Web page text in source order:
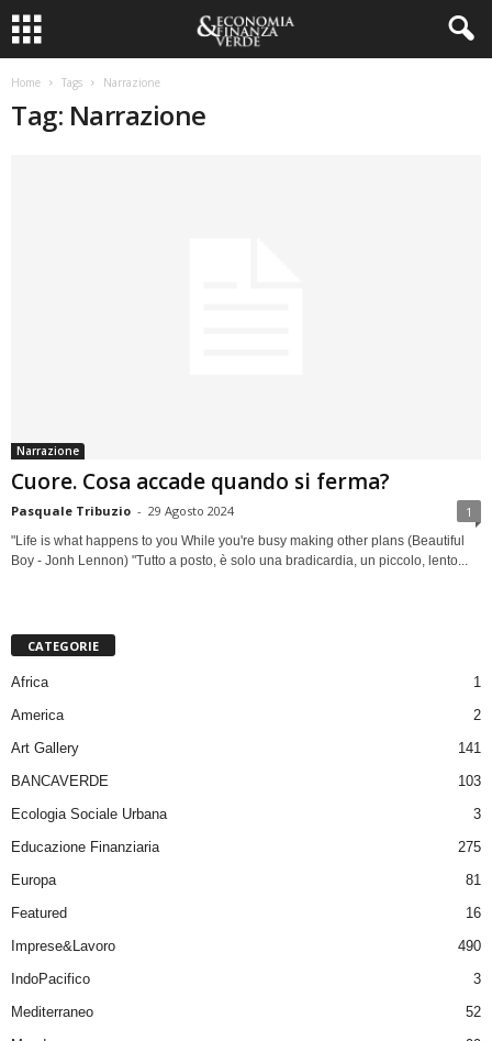
Home Tags Narrazione
Tag: Narrazione
Narrazione
Cuore. Cosa accade quando si ferma?
Pasquale Tribuzio - 29 Agosto 2024 1
"Life is what happens to you While you're busy making other plans (Beautiful
Boy - Jonh Lennon) "Tutto a posto, è solo una bradicardia, un piccolo, lento...
CATEGORIE
Africa
1
America
2
Art Gallery
141
BANCAVERDE
103
Ecologia Sociale Urbana
3
Educazione Finanziaria
275
Europa
81
Featured
16
Imprese&Lavoro
490
IndoPacifico
3
Mediterraneo
52